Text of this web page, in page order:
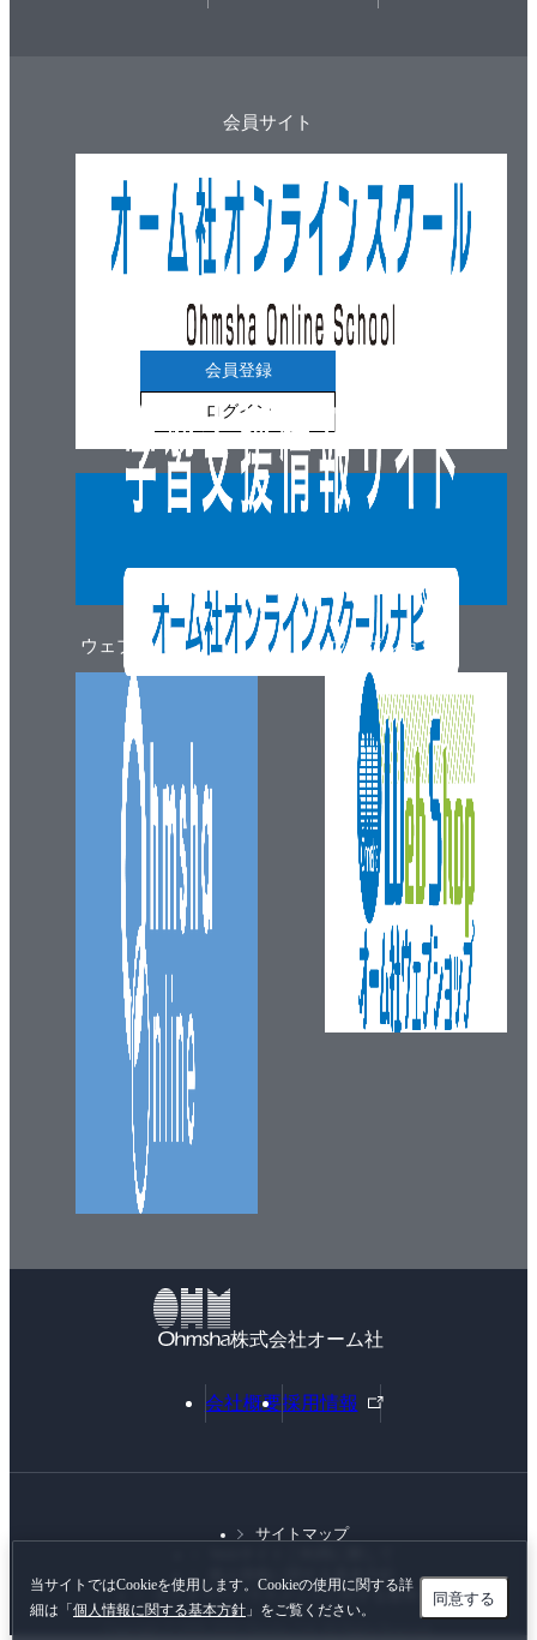
当サイトではCookieを使用します。Cookieの使用に関する詳
細は「 個人情報に関する基本方針 」をご覧ください。
同意する
ウェブマガジン
会員サイト
会員登録
ログイン
ウェブショップ
株式会社オーム社
会社概要採用情報
外
部
ン
サイトマップ
個人情報に関する基本方針
カスタマーハラスメントに対する基本方針